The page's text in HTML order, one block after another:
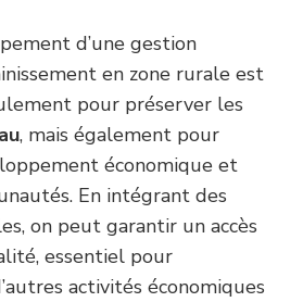
d’une gestion
en zone rurale est
pour préserver les
, mais également pour
économique et
En intégrant des
on peut garantir un accès
essentiel pour
activités économiques